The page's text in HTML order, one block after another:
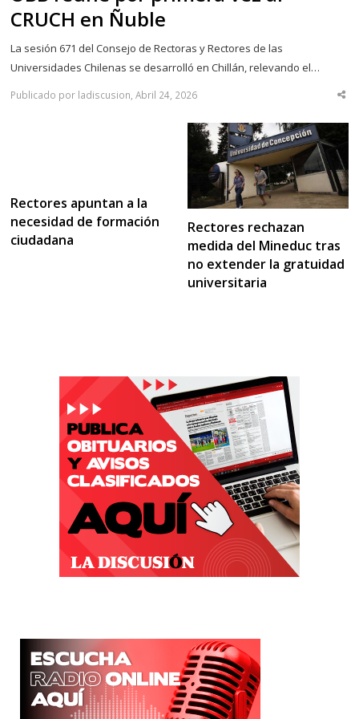
CRUCH en Ñuble
La sesión 671 del Consejo de Rectoras y Rectores de las
Universidades Chilenas se desarrolló en Chillán, relevando el…
Publicado por ladiscusion, Abril 24, 2026
Rectores apuntan a la
necesidad de formación
ciudadana
Rectores rechazan
medida del Mineduc tras
no extender la gratuidad
universitaria